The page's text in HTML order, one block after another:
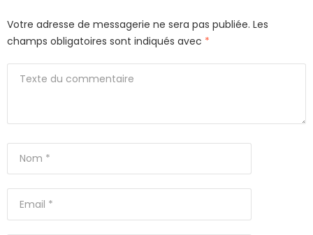
Votre adresse de messagerie ne sera pas publiée. Les
champs obligatoires sont indiqués avec *